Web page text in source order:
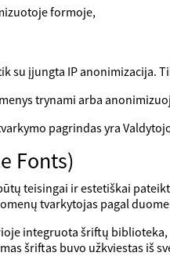
formoje,
su įjungta IP anonimizacija.
trynami arba
pagrindas yra
Fonts)
teisingai ir estetiškai
tvarkytojas pagal
integruota šriftų
šriftas buvo užkviestas iš